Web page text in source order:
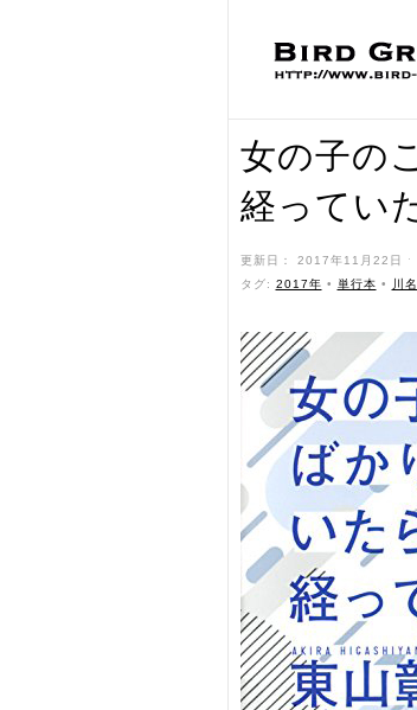
女の子の
経ってい
更新日： 2017年11月22日 ˑ
タグ: 2017年 • 単行本 • 川